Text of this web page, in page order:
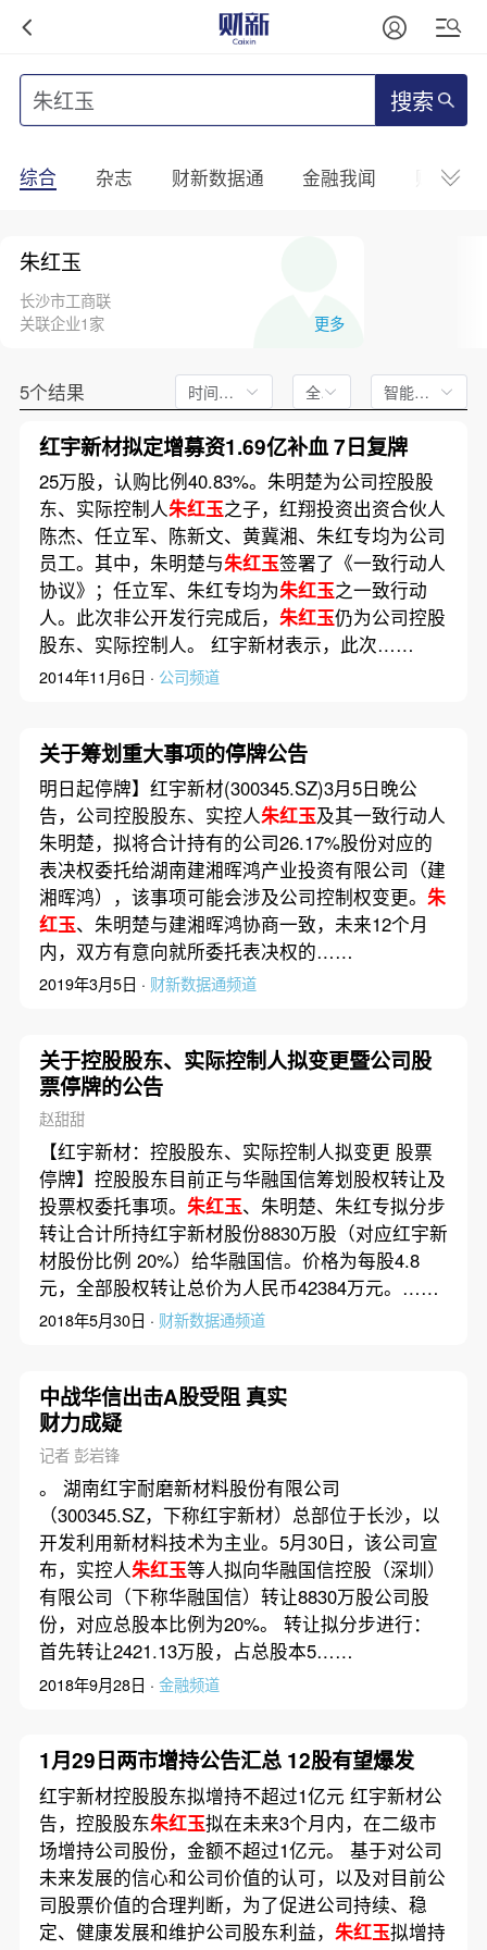
搜索
综合 杂志 财新数据通 金融我闻 财新
朱红玉
长沙市工商联
关联企业1家
更多
5个结果 时间不限 全文 智能排序
红宇新材拟定增募资1.69亿补血 7日复牌
25万股，认购比例40.83%。朱明楚为公司控股股
东、实际控制人朱红玉之子，红翔投资出资合伙人
陈杰、任立军、陈新文、黄冀湘、朱红专均为公司
员工。其中，朱明楚与朱红玉签署了《一致行动人
协议》；任立军、朱红专均为朱红玉之一致行动
人。此次非公开发行完成后， 朱红玉仍为公司控股
股东、实际控制人。 红宇新材表示，此次……
2014年11月6日 · 公司频道
关于筹划重大事项的停牌公告
明日起停牌】红宇新材(300345.SZ)3月5日晚公
告，公司控股股东、实控人朱红玉及其一致行动人
朱明楚，拟将合计持有的公司26.17%股份对应的
表决权委托给湖南建湘晖鸿产业投资有限公司（建
湘晖鸿），该事项可能会涉及公司控制权变更。 朱
红玉、朱明楚与建湘晖鸿协商一致，未来12个月
内，双方有意向就所委托表决权的……
2019年3月5日 · 财新数据通频道
关于控股股东、实际控制人拟变更暨公司股
票停牌的公告
赵甜甜
【红宇新材：控股股东、实际控制人拟变更 股票
停牌】控股股东目前正与华融国信筹划股权转让及
投票权委托事项。 朱红玉、朱明楚、朱红专拟分步
转让合计所持红宇新材股份8830万股（对应红宇新
材股份比例 20%）给华融国信。价格为每股4.8
元，全部股权转让总价为人民币42384万元。……
2018年5月30日 · 财新数据通频道
中战华信出击A股受阻 真实
财力成疑
记者 彭岩锋
。 湖南红宇耐磨新材料股份有限公司
（300345.SZ，下称红宇新材）总部位于长沙，以
开发利用新材料技术为主业。5月30日，该公司宣
布，实控人朱红玉等人拟向华融国信控股（深圳）
有限公司（下称华融国信）转让8830万股公司股
份，对应总股本比例为20%。 转让拟分步进行：
首先转让2421.13万股，占总股本5……
2018年9月28日 · 金融频道
1月29日两市增持公告汇总 12股有望爆发
红宇新材控股股东拟增持不超过1亿元 红宇新材公
告，控股股东朱红玉拟在未来3个月内，在二级市
场增持公司股份，金额不超过1亿元。 基于对公司
未来发展的信心和公司价值的认可，以及对目前公
司股票价值的合理判断，为了促进公司持续、稳
定、健康发展和维护公司股东利益， 朱红玉拟增持